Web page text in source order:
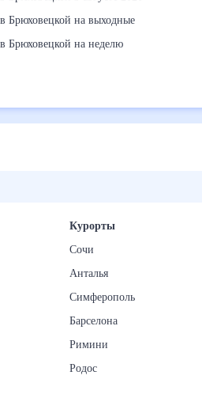
в Брюховецкой на выходные
в Брюховецкой на неделю
Курорты
Сочи
Анталья
Симферополь
Барселона
Римини
Родос